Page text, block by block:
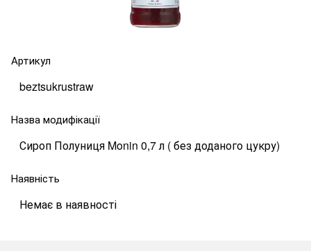
Артикул
beztsukrustraw
Назва модифікації
Сироп Полуниця Monin 0,7 л ( без доданого цукру)
Наявність
Немає в наявності